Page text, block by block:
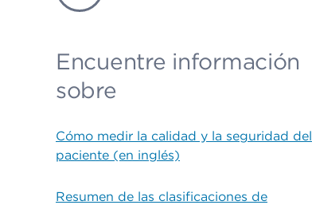
Encuentre información
sobre
Cómo medir la calidad y la seguridad del
paciente (en inglés)
Resumen de las clasificaciones de